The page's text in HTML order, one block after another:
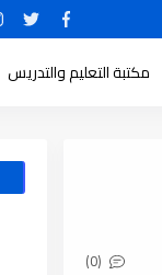
مكتبة التعليم والتدريس
(0)